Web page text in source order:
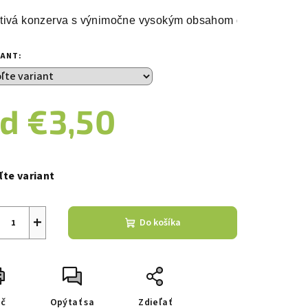
konzerva s výnimočne vysokým obsahom diétneho
€3,50
variant
+ Do košíka
Opýtať sa Zdieľať